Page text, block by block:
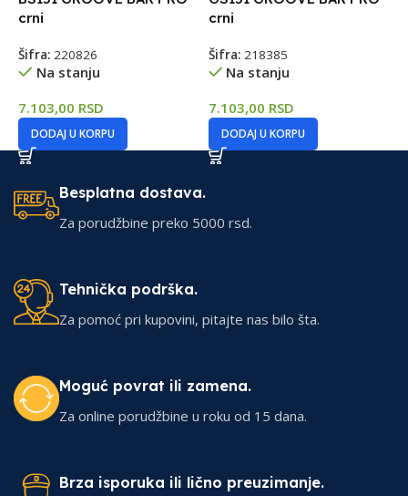
crni
Šifra: 220826
Na stanju
7.103,00 RSD
DODAJ U KORPU
crni
Šifra: 218385
Na stanju
7.103,00 RSD
DODAJ U KORPU
Besplatna dostava.
Za porudžbine preko 5000 rsd.
Tehnička podrška.
Za pomoć pri kupovini, pitajte nas bilo šta.
Moguć povrat ili zamena.
Za online porudžbine u roku od 15 dana.
Brza isporuka ili lično preuzimanje.